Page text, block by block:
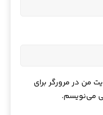
من در مرورگر برای
می‌نویسم.